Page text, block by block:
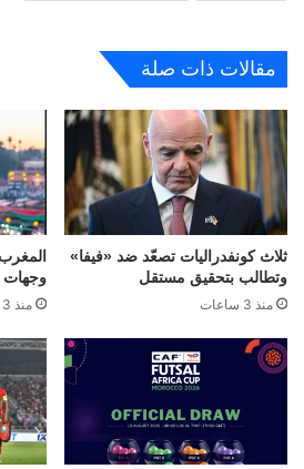
مقالات ذات صلة
ثلاث كونفدراليات تصعّد ضد «فيفا»
وتطالب بتحقيق مستقل
منذ 3 ساعات
وجهات
منذ 3 ساعات